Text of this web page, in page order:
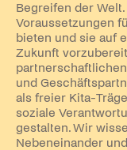
Begreifen der
Voraussetzungen
bieten und sie auf
Zukunft
und
als freier Kita-
soziale
gestalten. Wir
Nebeneinander